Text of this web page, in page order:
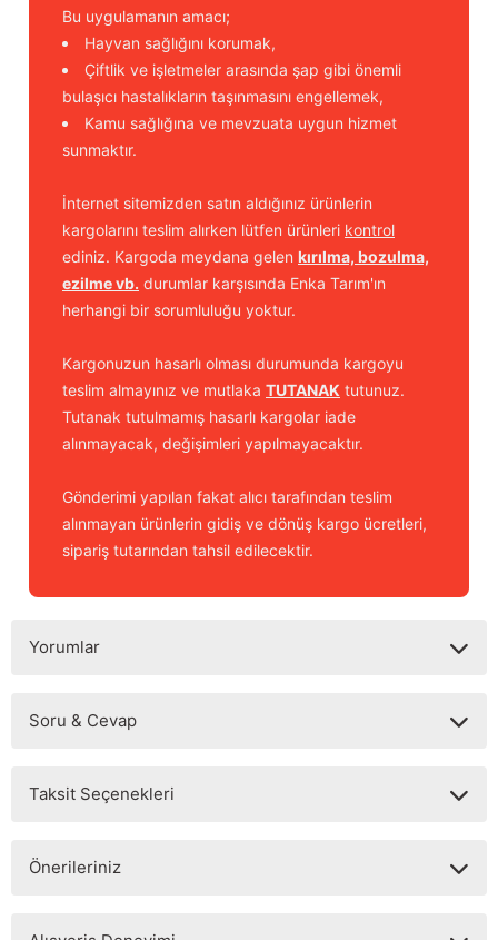
Bu uygulamanın amacı;
Hayvan sağlığını korumak,
Çiftlik ve işletmeler arasında şap gibi önemli
bulaşıcı hastalıkların taşınmasını engellemek,
Kamu sağlığına ve mevzuata uygun hizmet
sunmaktır.
İnternet sitemizden satın aldığınız ürünlerin
kargolarını teslim alırken lütfen ürünleri kontrol
ediniz. Kargoda meydana gelen kırılma, bozulma,
ezilme vb. durumlar karşısında Enka Tarım'ın
herhangi bir sorumluluğu yoktur.
Kargonuzun hasarlı olması durumunda kargoyu
teslim almayınız ve mutlaka TUTANAK tutunuz.
Tutanak tutulmamış hasarlı kargolar iade
alınmayacak, değişimleri yapılmayacaktır.
Gönderimi yapılan fakat alıcı tarafından teslim
alınmayan ürünlerin gidiş ve dönüş kargo ücretleri,
sipariş tutarından tahsil edilecektir.
Yorumlar
Soru & Cevap
Taksit Seçenekleri
Önerileriniz